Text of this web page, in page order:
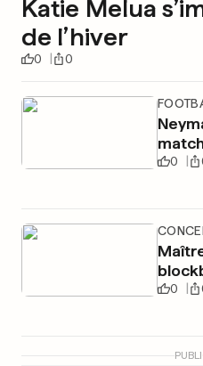
Katie Melua
de l’hiver
0 0
0
0